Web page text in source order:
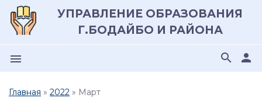
УПРАВЛЕНИЕ ОБРАЗОВАНИЯ
Г.БОДАЙБО И РАЙОНА
menu person
search
Главная » 2022 » Март